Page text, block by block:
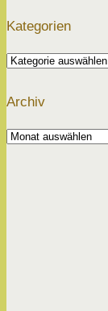
Kategorien
Kategorien
Archiv
Archiv